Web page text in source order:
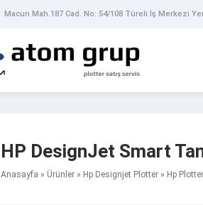
Macun Mah.187 Cad. No: 54/108 Türeli İş Merkezi
HP DesignJet Smart
Anasayfa » Ürünler » Hp Designjet Plotter » Hp